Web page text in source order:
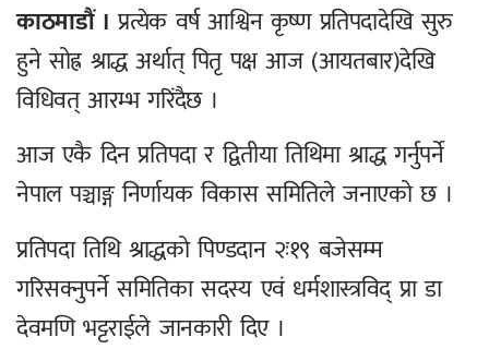
काठमाडौं । प्रत्येक वर्ष आश्विन कृष्ण प्रतिपदादेखि सुरु
हुने सोह्र श्राद्ध अर्थात् पितृ पक्ष आज (आयतबार)देखि
विधिवत् आरम्भ गरिंदैछ ।
आज एकै दिन प्रतिपदा र द्वितीया तिथिमा श्राद्ध गर्नुपर्ने
नेपाल पञ्चाङ्ग निर्णायक विकास समितिले जनाएको छ ।
प्रतिपदा तिथि श्राद्धको पिण्डदान २ः१९ बजेसम्म
गरिसक्नुपर्ने समितिका सदस्य एवं धर्मशास्त्रविद् प्रा डा
देवमणि भट्टराईले जानकारी दिए ।